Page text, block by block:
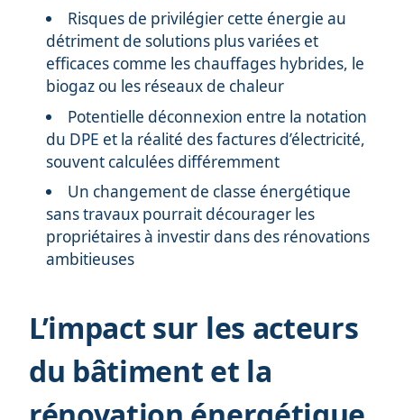
Risques de privilégier cette énergie au
détriment de solutions plus variées et
efficaces comme les chauffages hybrides, le
biogaz ou les réseaux de chaleur
Potentielle déconnexion entre la notation
du DPE et la réalité des factures d’électricité,
souvent calculées différemment
Un changement de classe énergétique
sans travaux pourrait décourager les
propriétaires à investir dans des rénovations
ambitieuses
L’impact sur les acteurs
du bâtiment et la